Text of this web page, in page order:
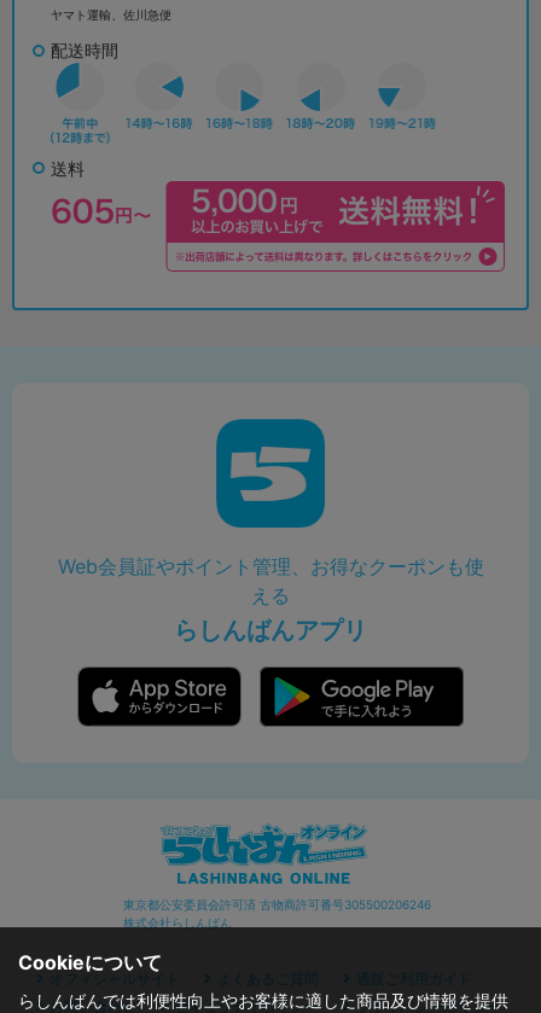
ヤマト運輸、佐川急便
配送時間
送料
Web会員証やポイント管理、お得なクーポンも使
える
らしんばんアプリ
東京都公安委員会許可済 古物商許可番号305500206246
株式会社らしんばん
オフィシャルサイト よくあるご質問
通販ご利用ガイド
お問い合わせ
セキュリティポリシー プライバシーポリシー
Cookieについて
らしんばんでは利便性向上やお客様に適した商品及び情報を提供